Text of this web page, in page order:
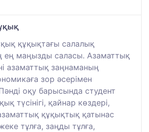
құқықтағы салалық
маңызды саласы. Азаматтық
азаматтық заңнаманың
зор әсерімен
оқу барысында студент
түсінігі, қайнар көздері,
құқықтық қатынас
тұлға, заңды тұлға,